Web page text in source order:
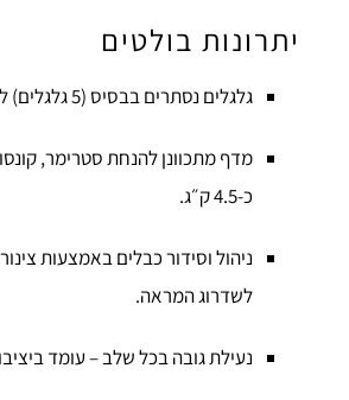
יתרונות בולטים
גלגלים נסתרים בבסיס (5 גלגלים) לניידות מירבית.
מדף מתכוונן להנחת סטרימר,
כ-4.5 ק״ג.
ניהול וסידור כבלים באמצעות
לשדרוג המראה.
נעילת גובה בכל שלב – עומד